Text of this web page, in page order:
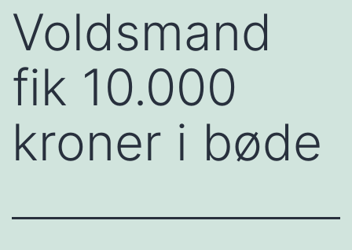
Voldsmand
fik 10.000
kroner i bøde